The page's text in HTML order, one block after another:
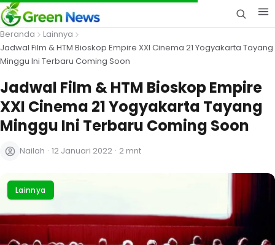
Beranda
Lainnya
Jadwal Film & HTM Bioskop Empire XXI Cinema 21 Yogyakarta Tayang
Minggu Ini Terbaru Coming Soon
Jadwal Film & HTM Bioskop Empire
XXI Cinema 21 Yogyakarta Tayang
Minggu Ini Terbaru Coming Soon
Nailah · 12 Januari 2022 · 2 mnt
Lainnya